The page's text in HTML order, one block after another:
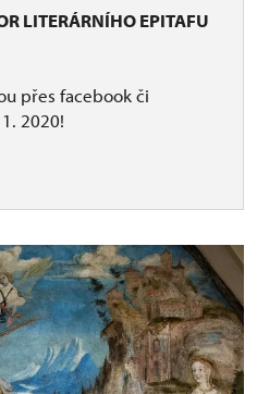
LITERÁRNÍHO EPITAFU
přes facebook či
2020!